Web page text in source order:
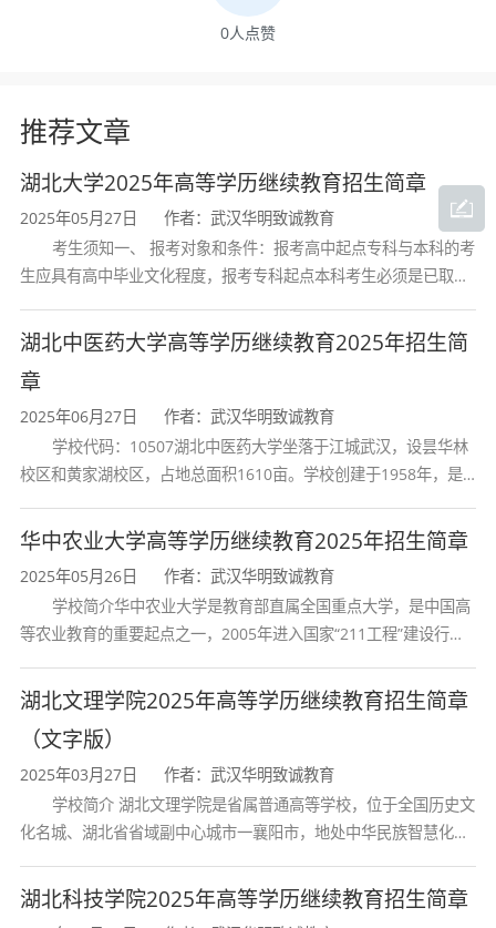
三、主要课程
湖北大学计算机科学与技术专业课程体系涵盖
学科基础课、专业核心课和实践拓展课三大模
块，注重理论与实践的有机结合。主要课程包
括：
学科基础类：高等数学、线性代数、概率统计、
离散数学、电路原理、模拟电子技术、数字逻
辑；
核心专业类：计算机原理、数字逻辑、微型计算
机技术、计算机系统结构、计算机网络、高级语
言程序设计、汇编语言、数据结构、操作系统、
数据库原理、编译原理；
拓展应用类：软件工程、图形学、人工智能、算
机英语、多媒体技术、网络集成技术、信息系统
分析与设计、UNIX操作系统等。
实践教学环节包括课程综合设计、计算机应用实
践、毕业实习、毕业设计（论文）等，注重工程
0人点赞
推荐文章
湖北大学2025年高等学历继续教育招生简章
2025年05月27日
作者：武汉华明致诚教育
考生须知一、 报考对象和条件：报考高中起点专科与本科的考
生应具有高中毕业文化程度，报考专科起点本科考生必须是已取得
构颁发的大学专科毕业证书的人
湖北中医药大学高等学历继续教育2025年招生简
章
2025年06月27日
作者：武汉华明致诚教育
学校代码：10507湖北中医药大学坐落于江城武汉，设昙华林
校区和黄家湖校区，占地总面积1610亩。学校创建于1958年，是
育和最早开办中医研究
华中农业大学高等学历继续教育2025年招生简章
2025年05月26日
作者：武汉华明致诚教育
学校简介华中农业大学是教育部直属全国重点大学，是中国高
等农业教育的重要起点之一，2005年进入国家“211工程”建设行
首轮“双一流”成效
湖北文理学院2025年高等学历继续教育招生简章
（文字版）
2025年03月27日
作者：武汉华明致诚教育
学校简介 湖北文理学院是省属普通高等学校，位于全国历史文
化名城、湖北省省域副中心城市一襄阳市，地处中华民族智慧化身
学校、全国普通
湖北科技学院2025年高等学历继续教育招生简章